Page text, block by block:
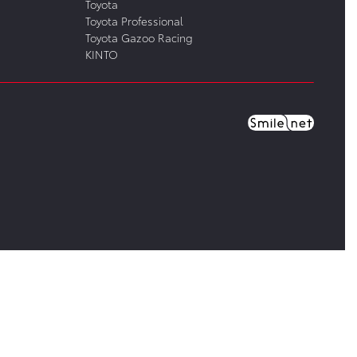
Toyota
Toyota Professional
Toyota Gazoo Racing
KINTO